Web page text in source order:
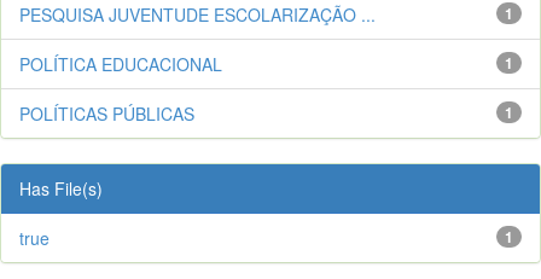
1
PESQUISA JUVENTUDE ESCOLARIZAÇÃO ...
1
POLÍTICA EDUCACIONAL
1
POLÍTICAS PÚBLICAS
Has File(s)
1
true